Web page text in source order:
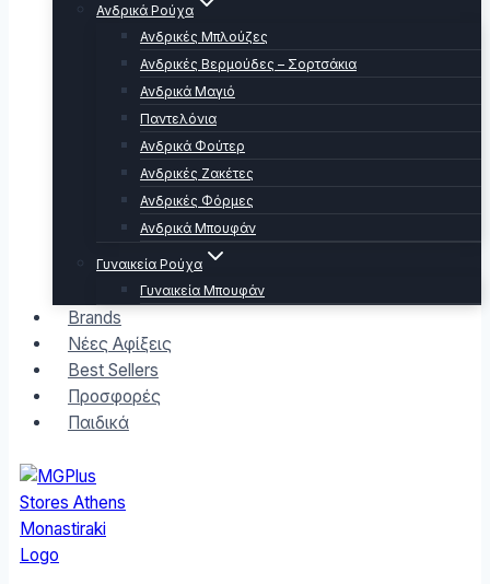
Ανδρικά Ρούχα
Ανδρικές Μπλούζες
Ανδρικές Βερμούδες – Σορτσάκια
Ανδρικά Μαγιό
Παντελόνια
Ανδρικά Φούτερ
Ανδρικές Ζακέτες
Ανδρικές Φόρμες
Ανδρικά Μπουφάν
Γυναικεία Ρούχα
Γυναικεία Μπουφάν
Brands
Νέες Αφίξεις
Best Sellers
Προσφορές
Παιδικά